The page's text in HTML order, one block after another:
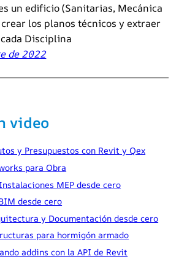
un edificio (Sanitarias, Mecánica
los planos técnicos y extraer
Disciplina
de 2022
video
y Presupuestos con Revit y Qex
para Obra
MEP desde cero
desde cero
y Documentación desde cero
para hormigón armado
addins con la API de Revit